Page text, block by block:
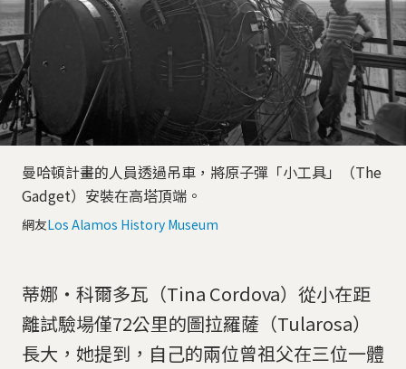
曼哈頓計畫的人員透過吊車，將原子彈「小工具」（The
Gadget）安裝在高塔頂端。
網友Los Alamos History Museum
蒂娜・科爾多瓦（Tina Cordova）從小在距
離試驗場僅72公里的圖拉羅薩（Tularosa）
長大，她提到，自己的兩位曾祖父在三位一體